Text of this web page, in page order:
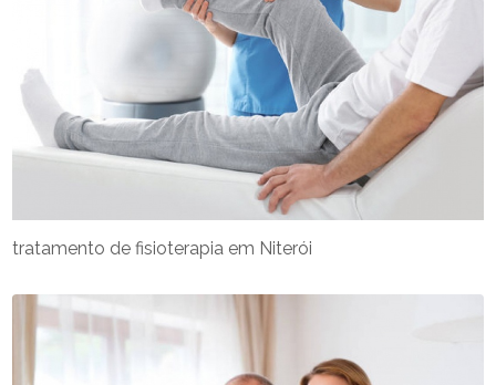
tratamento de fisioterapia em Niterói